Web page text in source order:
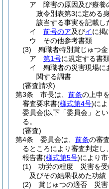
ア
障害の原因及び療養
政令別表第3に定める
該当する事実を記載し
イ
前号のア及びイに掲
ウ
その他参考書類
(3)
殉職者特別賞じゅつ
ア
第1号に規定する書
イ
殉職者の災害現場に
関する調書
(審査請求)
第3条
市長は、 前条の上申
審査要求書(様式第4号)に
委員会(以下「委員会」と
る。
(審査)
第4条
委員会は、 前条の審
るところにより審査判定
報告書(様式第5号)により
(1)
功労の程度 災害を受
及びその結果収めた功績
(2)
賞じゅつの適否 災害